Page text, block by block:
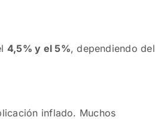
4,5% y el 5%, dependiendo del
inflado. Muchos